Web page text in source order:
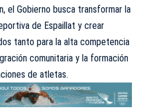
el Gobierno busca transformar la
de Espaillat y crear
tanto para la alta competencia
comunitaria y la formación
de atletas.